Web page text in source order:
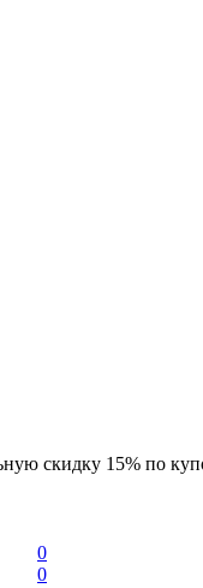
скидку 15% по
0
0